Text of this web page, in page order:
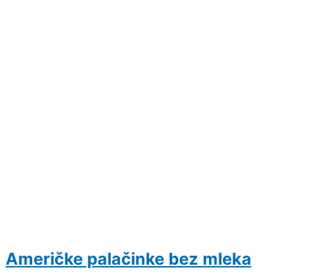
Američke palačinke bez mleka